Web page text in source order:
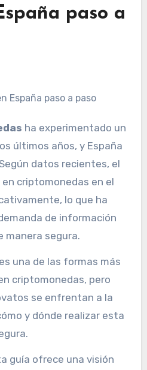
paso a
ha experimentado un
últimos años, y España
datos recientes, el
criptomonedas en el
lo que ha
de información
manera segura.
una de las formas más
criptomonedas, pero
se enfrentan a la
y dónde realizar esta
guía ofrece una visión